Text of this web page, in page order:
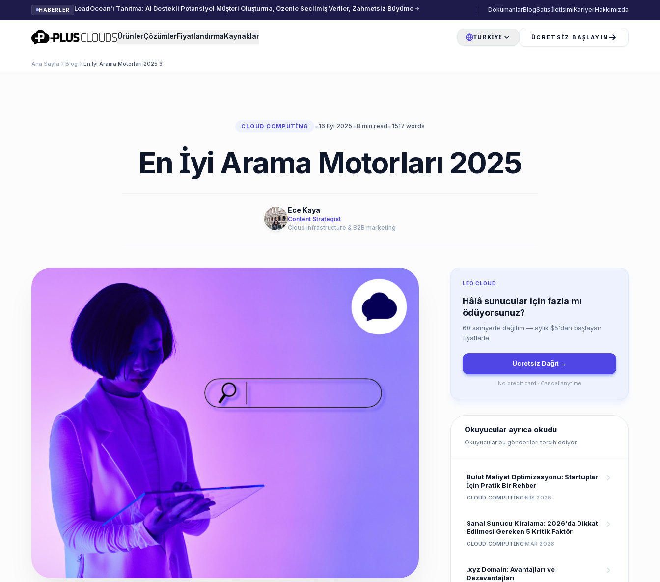
HABERLER LeadOcean'ı Tanıtma: AI Destekli Potansiyel Müşteri Oluşturma, Özenle Seçilmiş Veriler, Zahmetsiz Büyüme DökümanlarBlogSatış İletişimiKariyerHakkımızda
PlusClouds ÜrünlerÇözümlerFiyatlandırmaKaynaklar TÜRKIYE ÜCRETSIZ BAŞLAYIN
Ana Sayfa Blog En Iyi Arama Motorlari 2025 3
CLOUD COMPUTING •16 Eyl 2025 •8 min read •1517 words
En İyi Arama Motorları 2025
Ece Kaya
Content Strategist
Cloud infrastructure & B2B marketing
LEO CLOUD
Hâlâ sunucular için fazla mı
ödüyorsunuz?
60 saniyede dağıtım — aylık $5'dan başlayan
fiyatlarla
Ücretsiz Dağıt →
No credit card · Cancel anytime
Okuyucular ayrıca okudu
Okuyucular bu gönderileri tercih ediyor
Bulut Maliyet Optimizasyonu: Startuplar
İçin Pratik Bir Rehber
CLOUD COMPUTINGNIS 2026
Sanal Sunucu Kiralama: 2026'da Dikkat
Edilmesi Gereken 5 Kritik Faktör
CLOUD COMPUTINGMAR 2026
.xyz Domain: Avantajları ve
Dezavantajları